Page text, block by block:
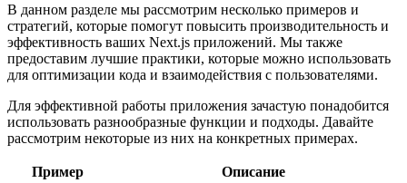
В данном разделе мы рассмотрим несколько примеров и
стратегий, которые помогут повысить производительность и
эффективность ваших Next.js приложений. Мы также
предоставим лучшие практики, которые можно использовать
для оптимизации кода и взаимодействия с пользователями.
Для эффективной работы приложения зачастую понадобится
использовать разнообразные функции и подходы. Давайте
рассмотрим некоторые из них на конкретных примерах.
Пример
Описание